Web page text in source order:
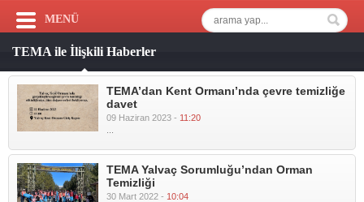
MENÜ
TEMA ile İlişkili Haberler
TEMA’dan Kent Ormanı’nda çevre temizliğe
davet
09 Haziran 2023 - 11:20
TEMA Yalvaç Sorumluğu’ndan Orman
Temizliği
30 Mart 2022 - 10:04